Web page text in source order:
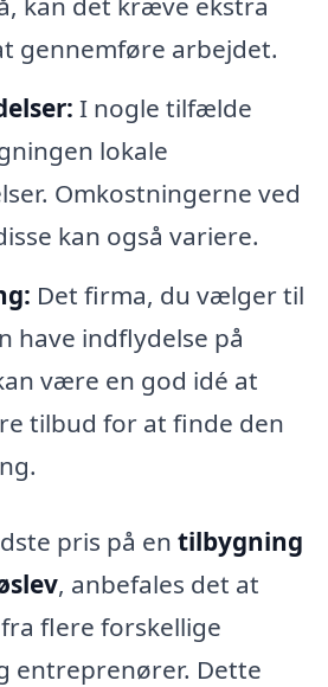
gennemføre arbejdet.
I nogle tilfælde
lokale
Omkostningerne ved
kan også variere.
Det firma, du vælger til
have indflydelse på
være en god idé at
tilbud for at finde den
pris på en tilbygning
, anbefales det at
flere forskellige
entreprenører. Dette